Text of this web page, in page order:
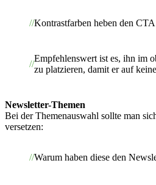
Kontrastfarben heben den
Empfehlenswert ist es, ihn im
zu platzieren, damit er auf
Newsletter-Themen
Bei der Themenauswahl sollte man
versetzen:
Warum haben diese den